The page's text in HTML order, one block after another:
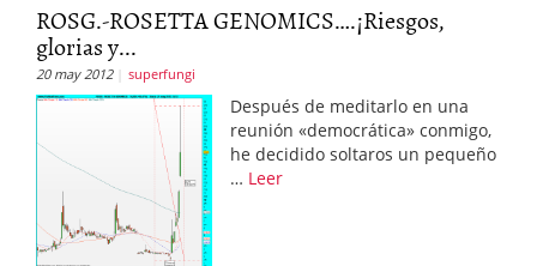
ROSG.-ROSETTA GENOMICS….¡Riesgos,
glorias y...
20 may 2012 superfungi
Después de meditarlo en una
reunión «democrática» conmigo,
he decidido soltaros un pequeño
… Leer